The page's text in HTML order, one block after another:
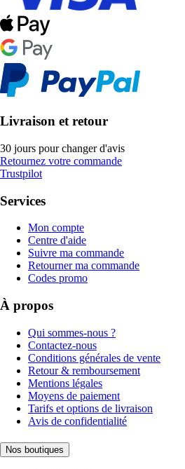
Livraison et retour
30 jours pour changer d'avis
Retournez votre commande
Trustpilot
Services
Mon compte
Centre d'aide
Suivre ma commande
Retourner ma commande
Codes promo
À propos
Qui sommes-nous ?
Contactez-nous
Conditions générales de vente
Retour & remboursement
Mentions légales
Moyens de paiement
Tarifs et options de livraison
Avis de confidentialité
Nos boutiques